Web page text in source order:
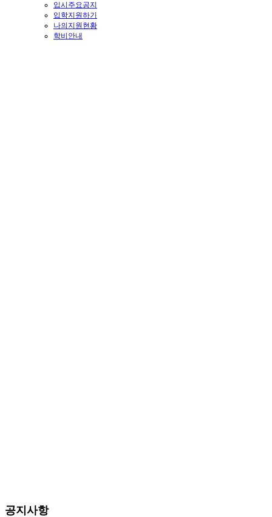
입시주요공지
입학지원하기
나의지원현황
학비안내
공지사항